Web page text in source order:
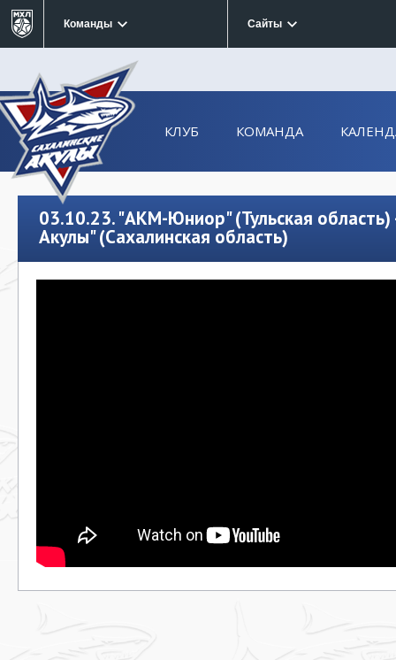
Команды Сайты
КЛУБ КОМАНДА
03.10.23. "АКМ-Юниор" (Тульская область)
Акулы" (Сахалинская область)